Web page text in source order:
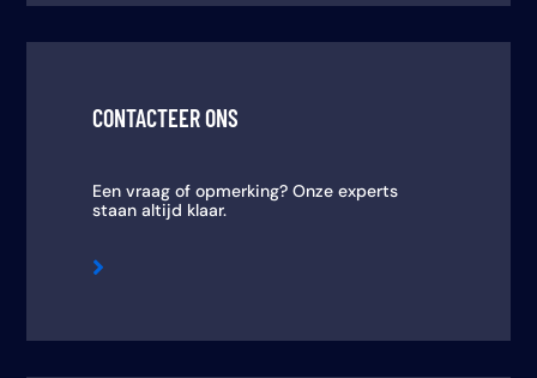
CONTACTEER ONS
Een vraag of opmerking? Onze experts
staan altijd klaar.
